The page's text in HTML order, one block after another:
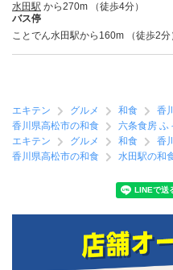
水田駅 から270m （徒歩4分）
バス停
ことでん水田駅から160m （徒歩2分
エキテン グルメ 和食
香
香川県高松市の和食
六条食房 ふ
エキテン
グルメ 和食
香
香川県高松市の和食
水田駅の和